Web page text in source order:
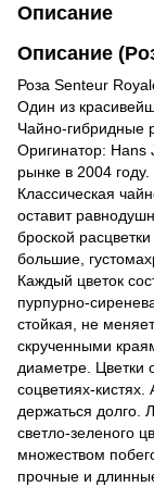
Описание
Описание
Роза Senteur
Один из
Чайно-гибридные
Оригинатор: Hans
рынке в 2004
Классическая
оставит
броской
большие,
Каждый цветок
пурпурно-
стойкая, не
скрученными
диаметре. Цветки
соцветиях-
держаться долго.
светло-зеленого
множеством
прочные и